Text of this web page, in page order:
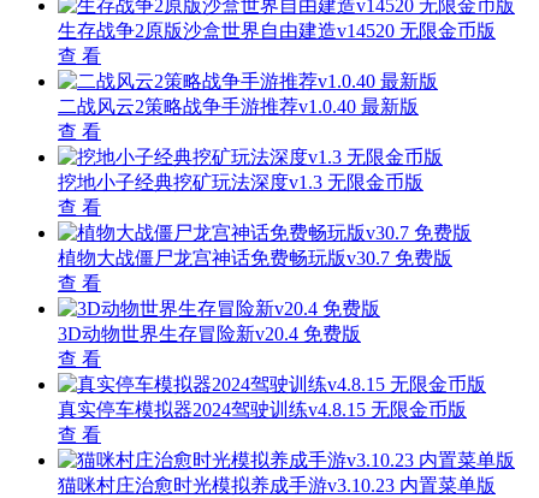
生存战争2原版沙盒世界自由建造v14520 无限金币版
查 看
二战风云2策略战争手游推荐v1.0.40 最新版
查 看
挖地小子经典挖矿玩法深度v1.3 无限金币版
查 看
植物大战僵尸龙宫神话免费畅玩版v30.7 免费版
查 看
3D动物世界生存冒险新v20.4 免费版
查 看
真实停车模拟器2024驾驶训练v4.8.15 无限金币版
查 看
猫咪村庄治愈时光模拟养成手游v3.10.23 内置菜单版